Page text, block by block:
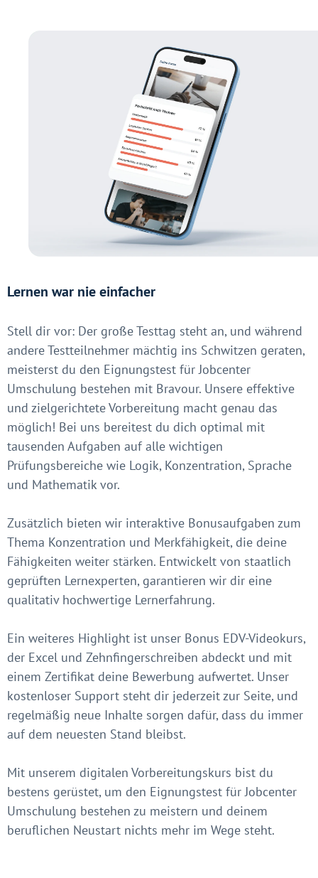
Lernen war nie einfacher
Stell dir vor: Der große Testtag steht an, und während
andere Testteilnehmer mächtig ins Schwitzen geraten,
meisterst du den Eignungstest für Jobcenter
Umschulung bestehen mit Bravour. Unsere effektive
und zielgerichtete Vorbereitung macht genau das
möglich! Bei uns bereitest du dich optimal mit
tausenden Aufgaben auf alle wichtigen
Prüfungsbereiche wie Logik, Konzentration, Sprache
und Mathematik vor.
Zusätzlich bieten wir interaktive Bonusaufgaben zum
Thema Konzentration und Merkfähigkeit, die deine
Fähigkeiten weiter stärken. Entwickelt von staatlich
geprüften Lernexperten, garantieren wir dir eine
qualitativ hochwertige Lernerfahrung.
Ein weiteres Highlight ist unser Bonus EDV-Videokurs,
der Excel und Zehnfingerschreiben abdeckt und mit
einem Zertifikat deine Bewerbung aufwertet. Unser
kostenloser Support steht dir jederzeit zur Seite, und
regelmäßig neue Inhalte sorgen dafür, dass du immer
auf dem neuesten Stand bleibst.
Mit unserem digitalen Vorbereitungskurs bist du
bestens gerüstet, um den Eignungstest für Jobcenter
Umschulung bestehen zu meistern und deinem
beruflichen Neustart nichts mehr im Wege steht.